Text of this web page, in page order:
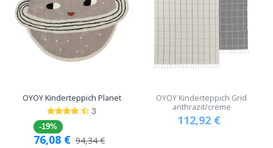
OYOY Kinderteppich Planet
3
-19%
76,08 € 94,34€
OYOY Kinderteppich Grid
anthrazit/creme
112,92 €